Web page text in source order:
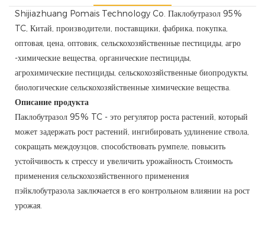
Shijiazhuang Pomais Technology Co. Паклобутразол 95%
TC, Китай, производители, поставщики, фабрика, покупка,
оптовая, цена, оптовик, сельскохозяйственные пестициды, агро
-химические вещества, органические пестициды,
агрохимические пестициды, сельскохозяйственные биопродукты,
биологические сельскохозяйственные химические вещества.
Описание продукта
Паклобутразол 95% TC - это регулятор роста растений, который
может задержать рост растений, ингибировать удлинение ствола,
сокращать междоузцов, способствовать румпеле, повысить
устойчивость к стрессу и увеличить урожайность Стоимость
применения сельскохозяйственного применения
пэйклобутразола заключается в его контрольном влиянии на рост
урожая.